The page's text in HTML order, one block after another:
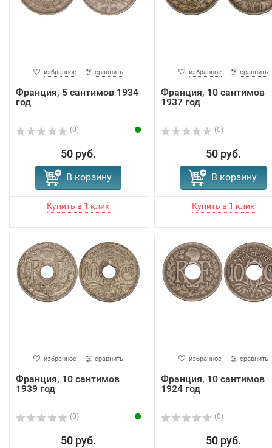
избранное сравнить
Франция, 5 сантимов 1934
год
(0)
50 руб.
В корзину
избранное сравнить
Франция, 10 сантимов
1937 год
(0)
50 руб.
В корзину
избранное сравнить
Франция, 10 сантимов
1939 год
(0)
50 руб.
избранное сравнить
Франция, 10 сантимов
1924 год
(0)
50 руб.